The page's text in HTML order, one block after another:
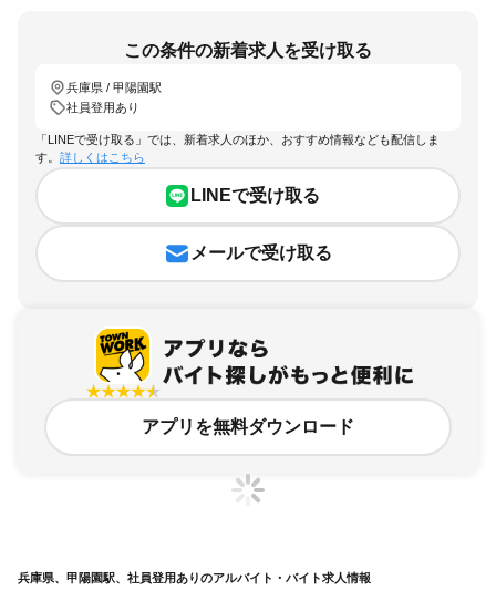
この条件の新着求人を受け取る
兵庫県 / 甲陽園駅
社員登用あり
「LINEで受け取る」では、新着求人のほか、おすすめ情報なども配信しま
す。 詳しくはこちら
LINEで受け取る
メールで受け取る
アプリを無料ダウンロード
兵庫県、甲陽園駅、社員登用ありのアルバイト・バイト求人情報